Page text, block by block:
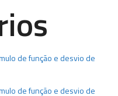
de função e desvio de
de função e desvio de